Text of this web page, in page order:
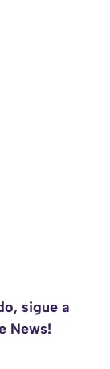
sigue a
News!